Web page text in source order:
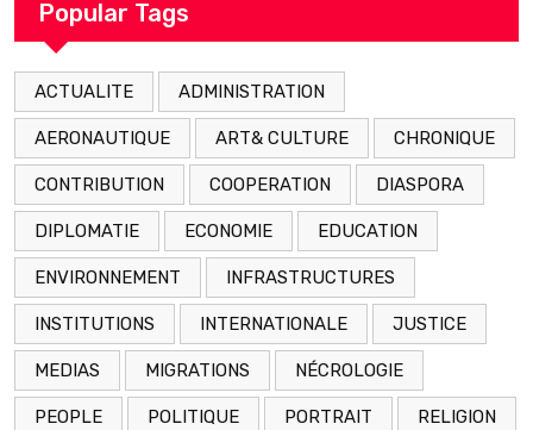
Popular Tags
ACTUALITE ADMINISTRATION
AERONAUTIQUE ART& CULTURE CHRONIQUE
CONTRIBUTION COOPERATION DIASPORA
DIPLOMATIE ECONOMIE EDUCATION
ENVIRONNEMENT INFRASTRUCTURES
INSTITUTIONS INTERNATIONALE JUSTICE
MEDIAS MIGRATIONS NÉCROLOGIE
PEOPLE POLITIQUE PORTRAIT RELIGION